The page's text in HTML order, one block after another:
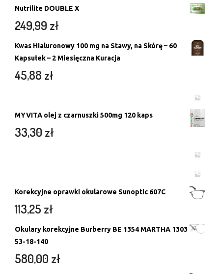
Nutrilite DOUBLE X
249,99 zł
Kwas Hialuronowy 100 mg na Stawy, na Skórę – 60
Kapsułek – 2 Miesięczna Kuracja
45,88 zł
MYVITA olej z czarnuszki 500mg 120 kaps
33,30 zł
Korekcyjne oprawki okularowe Sunoptic 607C
113,25 zł
Okulary korekcyjne Burberry BE 1354 MARTHA 1303
53-18-140
580,00 zł